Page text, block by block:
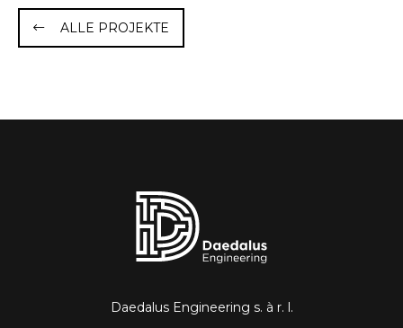
ALLE PROJEKTE
Daedalus Engineering s. à r. l.